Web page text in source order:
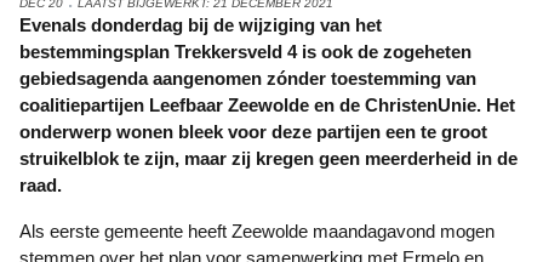
DEC 20 LAATST BIJGEWERKT: 21 DECEMBER 2021
Evenals donderdag bij de wijziging van het
bestemmingsplan Trekkersveld 4 is ook de zogeheten
gebiedsagenda aangenomen zónder toestemming van
coalitiepartijen Leefbaar Zeewolde en de ChristenUnie. Het
onderwerp wonen bleek voor deze partijen een te groot
struikelblok te zijn, maar zij kregen geen meerderheid in de
raad.
Als eerste gemeente heeft Zeewolde maandagavond mogen
stemmen over het plan voor samenwerking met Ermelo en